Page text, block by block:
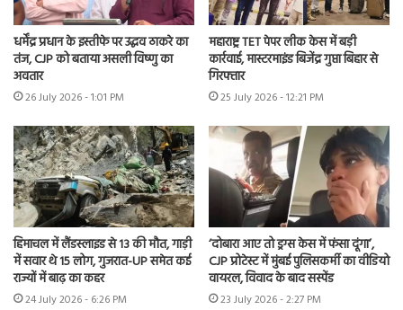
धर्मेंद्र प्रधान के इस्तीफे पर उद्धव ठाकरे का
तंज, CJP को बताया असली विष्णु का
अवतार
26 July 2026 - 1:01 PM
महाराष्ट्र TET पेपर लीक केस में बड़ी
कार्रवाई, मास्टरमाइंड बिजेंद्र गुप्ता बिहार से
गिरफ्तार
25 July 2026 - 12:21 PM
हिमाचल में लैंडस्लाइड से 13 की मौत, गाड़ी
में सवार थे 15 लोग, गुजरात-UP समेत कई
राज्यों में बाढ़ का कहर
24 July 2026 - 6:26 PM
‘दोबारा आए तो ड्रग्स केस में फंसा दूंगा’,
CJP प्रोटेस्ट में मुंबई पुलिसकर्मी का वीडियो
वायरल, विवाद के बाद सस्पेंड
23 July 2026 - 2:27 PM